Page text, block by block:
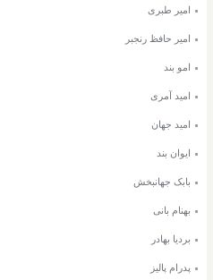
امیر طبری
امیر حافظ رنجبر
امو بند
امید آمری
امید جهان
ایوان بند
بابک جهانبخش
بهنام بانی
بردیا بهادر
پدرام پالیز